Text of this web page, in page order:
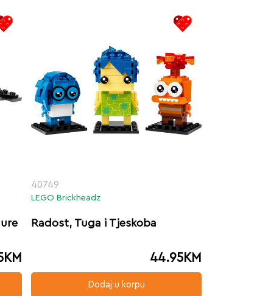
KM
40749
LEGO Brickheadz
Radost, Tuga i Tjeskoba
44.95KM
Dodaj u korpu